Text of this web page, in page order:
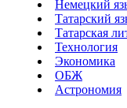
Немецкий
Татарский
Татарская
Технология
Экономика
ОБЖ
Астрономия